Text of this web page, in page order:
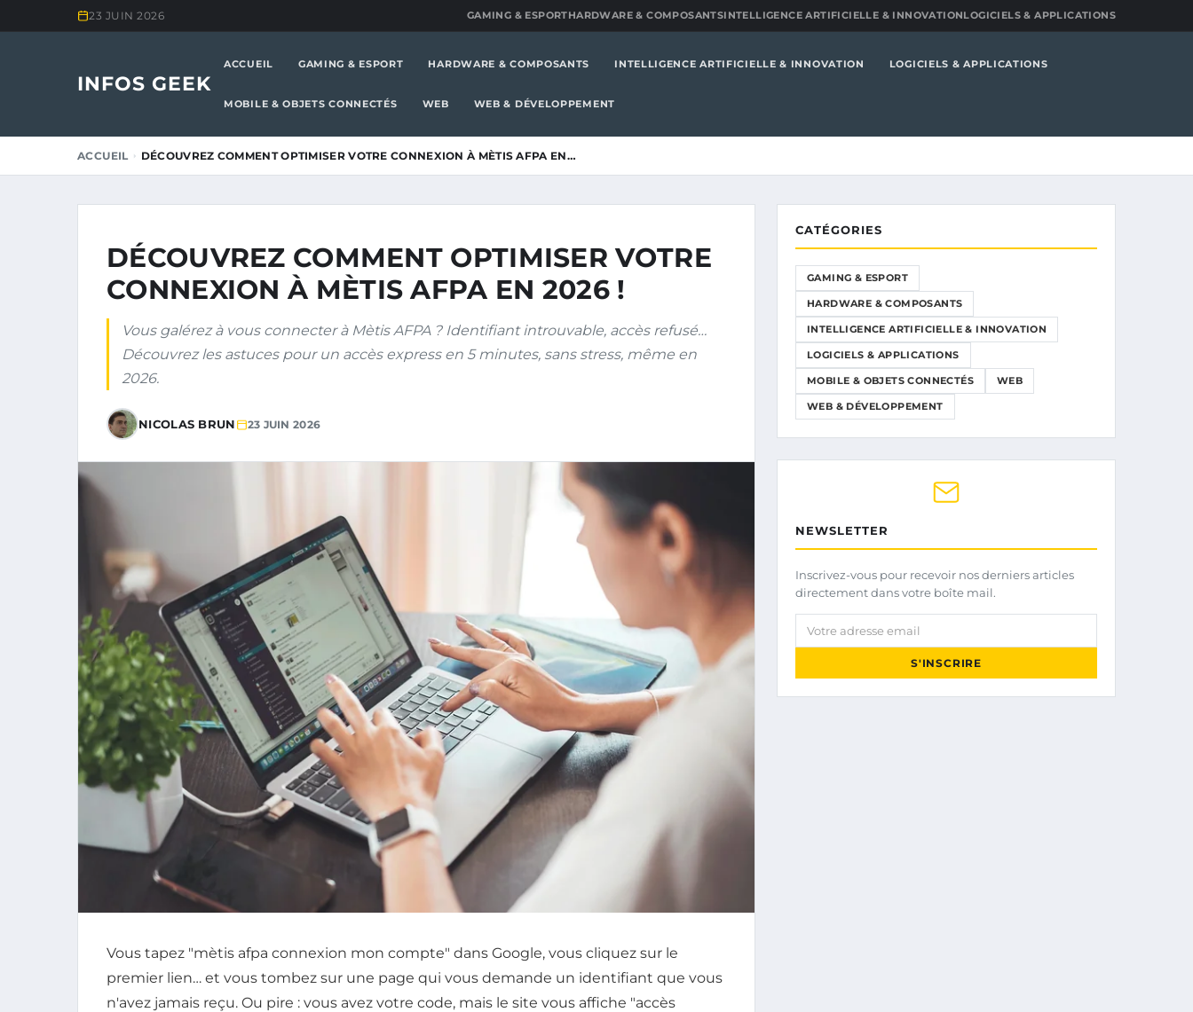
23 JUIN 2026 GAMING & ESPORTHARDWARE & COMPOSANTSINTELLIGENCE ARTIFICIELLE & INNOVATIONLOGICIELS & APPLICATIONS
INFOS GEEK
ACCUEIL GAMING & ESPORT HARDWARE & COMPOSANTS INTELLIGENCE ARTIFICIELLE & INNOVATION LOGICIELS & APPLICATIONS
MOBILE & OBJETS CONNECTÉS WEB WEB & DÉVELOPPEMENT
ACCUEIL DÉCOUVREZ COMMENT OPTIMISER VOTRE CONNEXION À MÈTIS AFPA EN…
DÉCOUVREZ COMMENT OPTIMISER VOTRE
CONNEXION À MÈTIS AFPA EN 2026 !
Vous galérez à vous connecter à Mètis AFPA ? Identifiant introuvable, accès refusé…
Découvrez les astuces pour un accès express en 5 minutes, sans stress, même en
2026.
NICOLAS BRUN 23 JUIN 2026
Vous tapez "mètis afpa connexion mon compte" dans Google, vous cliquez sur le
premier lien… et vous tombez sur une page qui vous demande un identifiant que vous
n'avez jamais reçu. Ou pire : vous avez votre code, mais le site vous affiche "accès
CATÉGORIES
GAMING & ESPORT
HARDWARE & COMPOSANTS
INTELLIGENCE ARTIFICIELLE & INNOVATION
LOGICIELS & APPLICATIONS
MOBILE & OBJETS CONNECTÉS WEB
WEB & DÉVELOPPEMENT
NEWSLETTER
Inscrivez-vous pour recevoir nos derniers articles
directement dans votre boîte mail.
Votre adresse email
S'INSCRIRE